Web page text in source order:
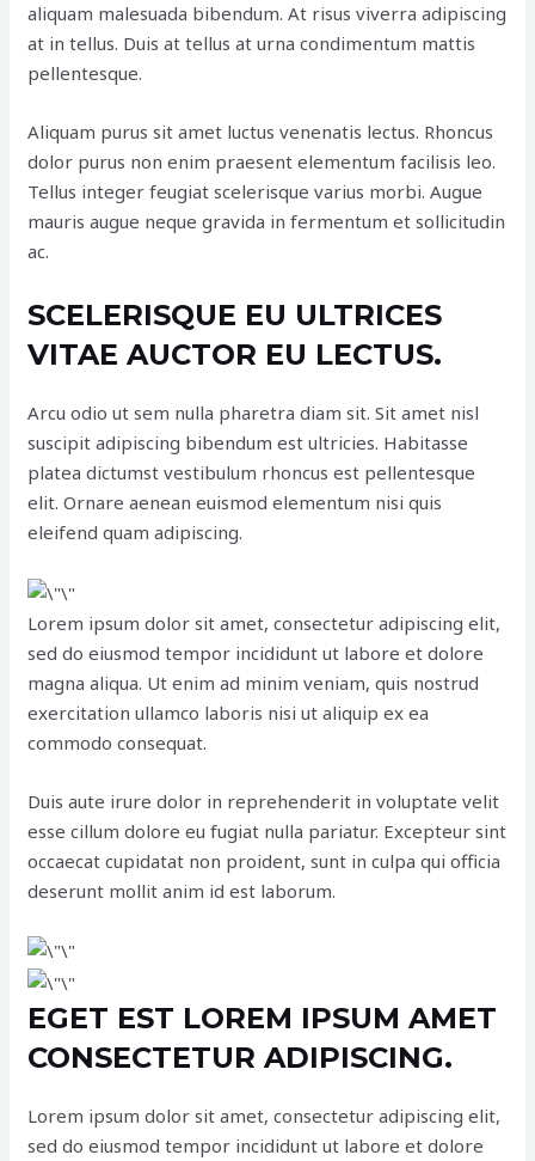
aliquam malesuada bibendum. At risus viverra adipiscing
at in tellus. Duis at tellus at urna condimentum mattis
pellentesque.
Aliquam purus sit amet luctus venenatis lectus. Rhoncus
dolor purus non enim praesent elementum facilisis leo.
Tellus integer feugiat scelerisque varius morbi. Augue
mauris augue neque gravida in fermentum et sollicitudin
ac.
SCELERISQUE EU ULTRICES
VITAE AUCTOR EU LECTUS.
Arcu odio ut sem nulla pharetra diam sit. Sit amet nisl
suscipit adipiscing bibendum est ultricies. Habitasse
platea dictumst vestibulum rhoncus est pellentesque
elit. Ornare aenean euismod elementum nisi quis
eleifend quam adipiscing.
Lorem ipsum dolor sit amet, consectetur adipiscing elit,
sed do eiusmod tempor incididunt ut labore et dolore
magna aliqua. Ut enim ad minim veniam, quis nostrud
exercitation ullamco laboris nisi ut aliquip ex ea
commodo consequat.
Duis aute irure dolor in reprehenderit in voluptate velit
esse cillum dolore eu fugiat nulla pariatur. Excepteur sint
occaecat cupidatat non proident, sunt in culpa qui officia
deserunt mollit anim id est laborum.
EGET EST LOREM IPSUM AMET
CONSECTETUR ADIPISCING.
Lorem ipsum dolor sit amet, consectetur adipiscing elit,
sed do eiusmod tempor incididunt ut labore et dolore